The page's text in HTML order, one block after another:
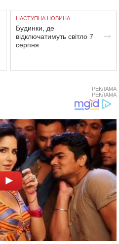
НАСТУПНА НОВИНА
Будинки, де
відключатимуть світло 7
серпня
РЕКЛАМА
РЕКЛАМА